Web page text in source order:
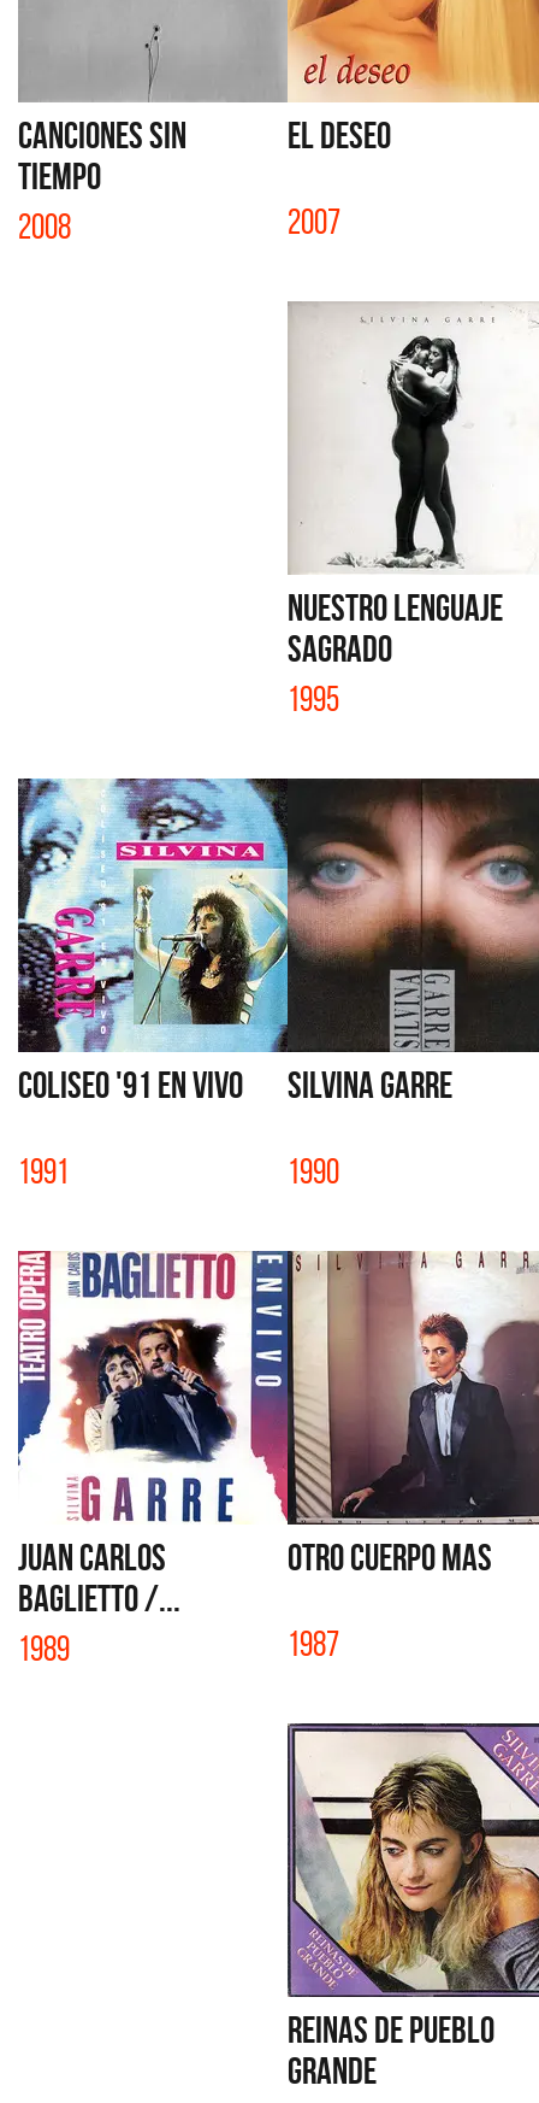
CANCIONES SIN
TIEMPO
2008
EL DESEO
2007
NUESTRO LENGUAJE
SAGRADO
1995
COLISEO '91 EN VIVO
1991
SILVINA GARRE
1990
JUAN CARLOS
BAGLIETTO /...
1989
OTRO CUERPO MAS
1987
REINAS DE PUEBLO
GRANDE